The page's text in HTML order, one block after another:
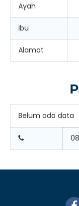
Ayah
Ibu
Alamat
Belum ada data